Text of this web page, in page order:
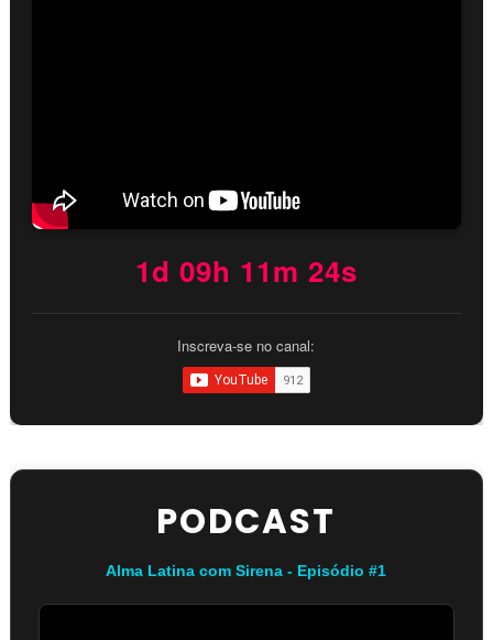
1d 09h 11m 23s
Inscreva-se no canal:
PODCAST
Alma Latina com Sirena - Episódio #1